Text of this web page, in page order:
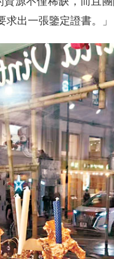
出一張鑒定證書。」